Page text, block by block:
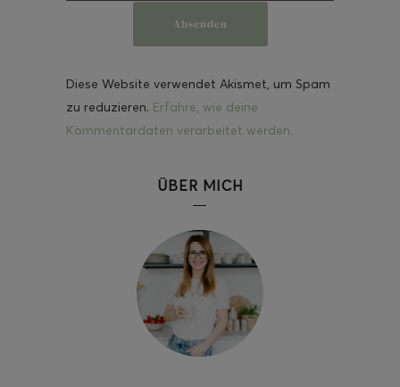
Diese Website verwendet Akismet, um Spam
zu reduzieren. Erfahre, wie deine
Kommentardaten verarbeitet werden.
ÜBER MICH